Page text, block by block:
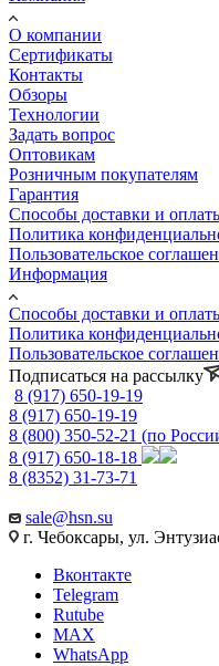
О компании
Сертификаты
Контакты
Обзоры
Технологии
Задать вопрос
Оптовикам
Розничным покупателям
Гарантия
Способы доставки и
Политика
Пользовательское
Информация
Способы доставки и
Политика
Пользовательское
Подписаться на рассылку
8 (917) 650-19-19
8 (917) 650-19-19
8 (800) 350-52-21 (по
8 (917) 650-18-18
8 (8352) 31-73-71
sale@hsn.su
г. Чебоксары, ул.
Вконтакте
Telegram
Rutube
MAX
WhatsApp